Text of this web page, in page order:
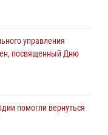
управления
посвященный Дню
помогли вернуться